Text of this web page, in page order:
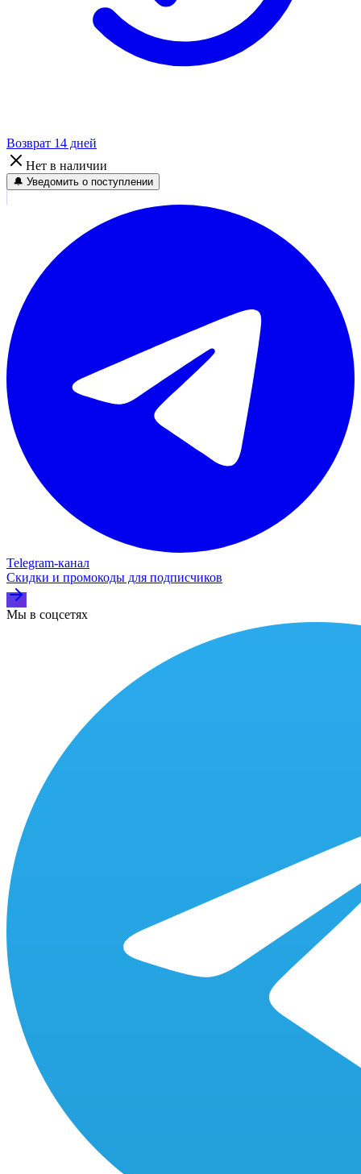
Возврат 14 дней
Нет в наличии
🔔 Уведомить о поступлении
Telegram‑канал
Скидки и промокоды для подписчиков
Мы в соцсетях